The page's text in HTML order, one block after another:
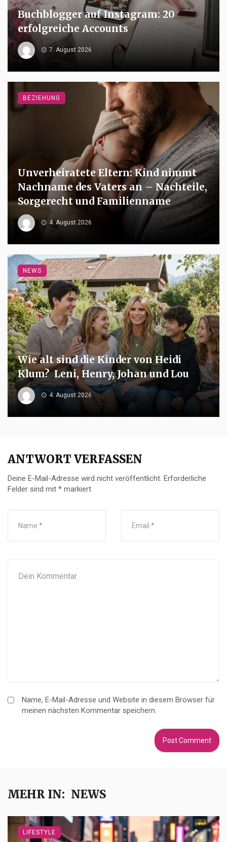
Buchblogger auf Instagram: 20
erfolgreiche Accounts
7. August 2026
Unverheiratete Eltern: Kind nimmt
Nachname des Vaters an – Nachteile,
Sorgerecht und Familienname
4. August 2026
BEZIEHUNG
Wie alt sind die Kinder von Heidi
Klum? Leni, Henry, Johan und Lou
4. August 2026
NEWS
ANTWORT VERFASSEN
Deine E-Mail-Adresse wird nicht veröffentlicht. Erforderliche
Felder sind mit * markiert
Name, E-Mail-Adresse und Website in diesem Browser für
meinen nächsten Kommentar speichern.
MEHR IN: NEWS
LIFESTYLE